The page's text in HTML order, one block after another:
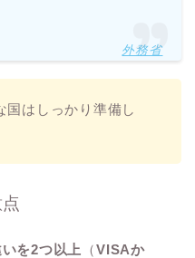
外務省
国はしっかり準備し
を2つ以上 （VISAか